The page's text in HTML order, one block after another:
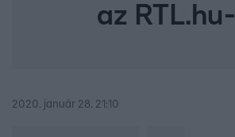
az
2020. január 28. 21:10